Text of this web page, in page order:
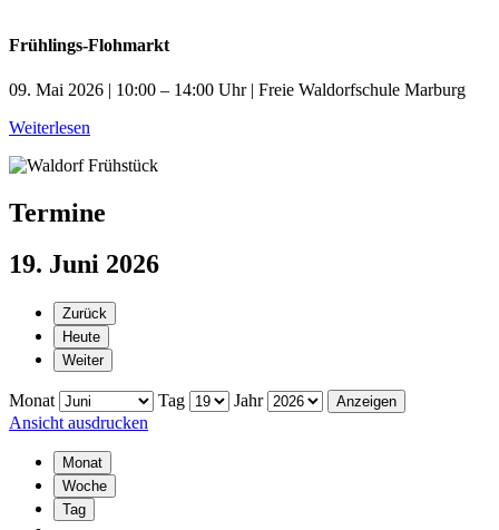
Frühlings-Flohmarkt
09. Mai 2026 | 10:00 – 14:00 Uhr | Freie Waldorfschule Marburg
Weiterlesen
Termine
19. Juni 2026
Zurück
Heute
Weiter
Monat Tag
Jahr
Ansicht ausdrucken
Monat
Woche
Tag